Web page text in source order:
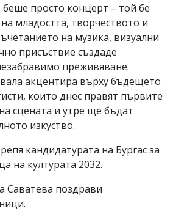
просто концерт – той бе
младостта, творчеството и
на музика, визуални
присъствие създаде
преживяване.
акцентира върху бъдещето
които днес правят първите
сцената и утре ще бъдат
изкуство.
кандидатурата на Бургас за
на културата 2032.
Саватева поздрави